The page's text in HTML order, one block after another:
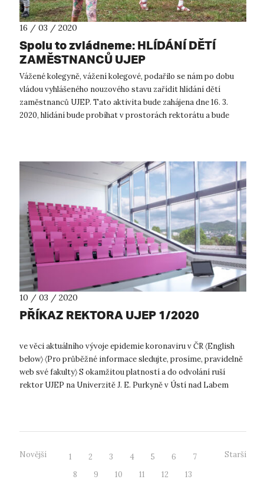
16 / 03 / 2020
Spolu to zvládneme: HLÍDÁNÍ DĚTÍ
ZAMĚSTNANCŮ UJEP
Vážené kolegyně, vážení kolegové, podařilo se nám po dobu
vládou vyhlášeného nouzového stavu zařídit hlídání dětí
zaměstnanců UJEP. Tato aktivita bude zahájena dne 16. 3.
2020, hlídání bude probíhat v prostorách rektorátu a bude
10 / 03 / 2020
PŘÍKAZ REKTORA UJEP 1/2020
ve věci aktuálního vývoje epidemie koronaviru v ČR 〈English
below〉 〈Pro průběžné informace sledujte, prosíme, pravidelně
web své fakulty〉 S okamžitou platností a do odvolání ruší
rektor UJEP na Univerzitě J. E. Purkyně v Ústí nad Labem
Novější 1 2 3 4 5 6
7
8
9 10 11 12
13
Starší